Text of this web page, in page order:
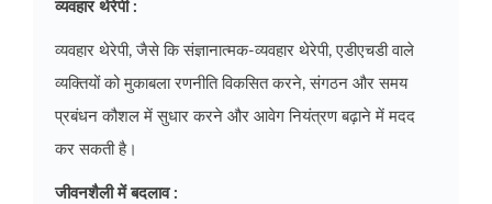
व्यवहार थेरेपी :
व्यवहार थेरेपी, जैसे कि संज्ञानात्मक-व्यवहार थेरेपी, एडीएचडी वाले
व्यक्तियों को मुकाबला रणनीति विकसित करने, संगठन और समय
प्रबंधन कौशल में सुधार करने और आवेग नियंत्रण बढ़ाने में मदद
कर सकती है।
जीवनशैली में बदलाव :